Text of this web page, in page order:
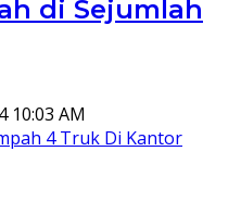
di Sejumlah
10:03 AM